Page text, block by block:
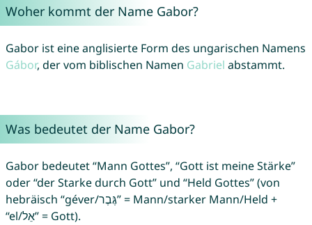
Woher kommt der Name Gabor?
Gabor ist eine anglisierte Form des ungarischen Namens
Gábor, der vom biblischen Namen Gabriel abstammt.
Was bedeutet der Name Gabor?
Gabor bedeutet “Mann Gottes”, “Gott ist meine Stärke”
oder “der Starke durch Gott” und “Held Gottes” (von
hebräisch “géver/גֶּבֶר” = Mann/starker Mann/Held +
“el/אֵל” = Gott).